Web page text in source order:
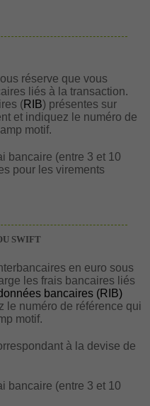
réserve que vous
liés à la transaction.
(RIB) présentes sur
et indiquez le numéro de
motif.
bancaire (entre 3 et 10
pour les virements
SWIFT
en euro sous
les frais bancaires liés
bancaires (RIB)
le numéro de référence qui
motif.
à la devise de
bancaire (entre 3 et 10